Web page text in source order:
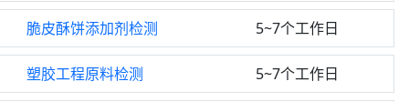
脆皮酥饼添加剂检测 5~7个工作日
塑胶工程原料检测 5~7个工作日